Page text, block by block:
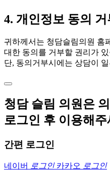
4. 개인정보 동의 거
귀하께서는 청담슬림의원 홈
대한 동의를 거부할 권리가
단, 동의거부시에는 상담이
청담 슬림 의원은
로그인 후 이용해
간편 로그인
네이버 로그인 카카오 로그인